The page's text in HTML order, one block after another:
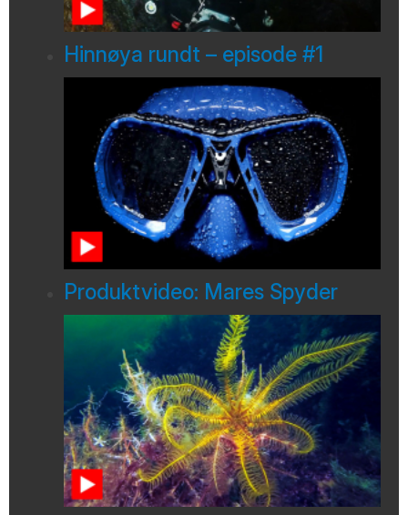
Hinnøya rundt – episode #1
Produktvideo: Mares Spyder